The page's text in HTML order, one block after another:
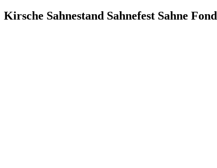
Kirsche Sahnestand Sahnefest Sahne Fond